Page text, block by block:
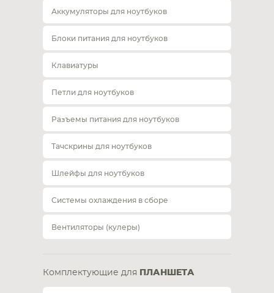
Аккумуляторы для ноутбуков
Блоки питания для ноутбуков
Клавиатуры
Петли для ноутбуков
Разъемы питания для ноутбуков
Тачскрины для ноутбуков
Шлейфы для ноутбуков
Системы охлаждения в сборе
Вентиляторы (кулеры)
Комплектующие для ПЛАНШЕТА